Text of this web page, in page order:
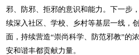
邪、防邪、拒邪的意识和能力。下一步
续深入社区、学校、乡村等基层一线，
面，持续营造“崇尚科学、防范邪教”的
安和谐丰都贡献力量。